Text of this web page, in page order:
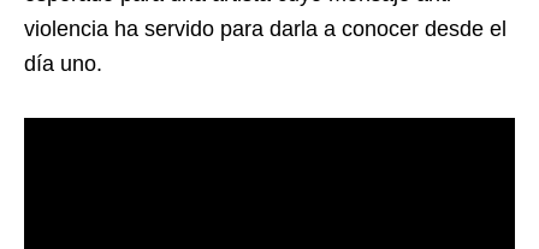
violencia ha servido para darla a conocer desde el
día uno.